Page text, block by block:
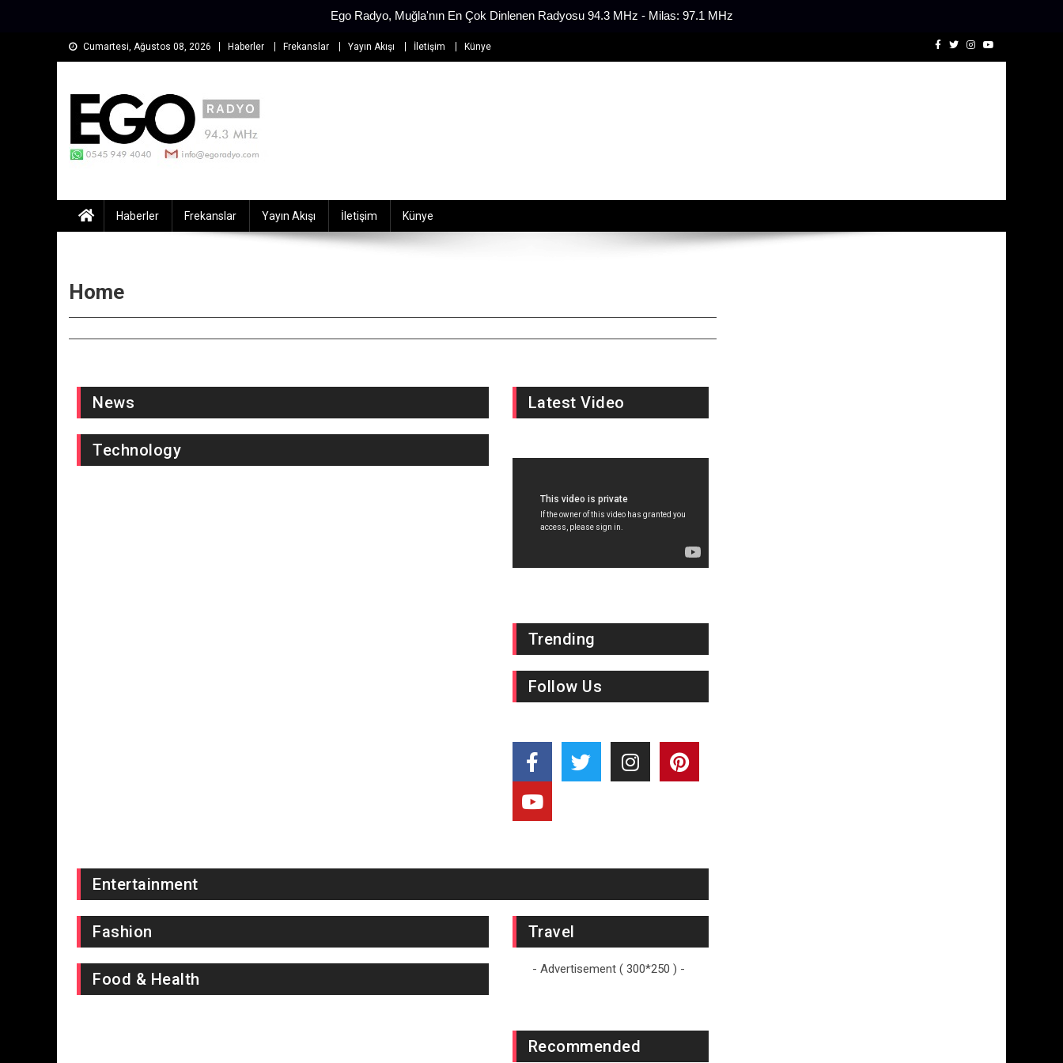
Ego Radyo, Muğla'nın En Çok Dinlenen Radyosu 94.3 MHz - Milas: 97.1 MHz
Cumartesi, Ağustos 08, 2026 Haberler Frekanslar Yayın Akışı İletişim Künye
Haberler Frekanslar Yayın Akışı İletişim Künye
Home
News
Technology
Latest Video
Trending
Follow Us
Entertainment
Fashion Travel
Food & Health
- Advertisement ( 300*250 ) -
Recommended